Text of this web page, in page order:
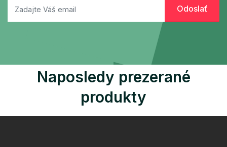
Naposledy prezerané
produkty